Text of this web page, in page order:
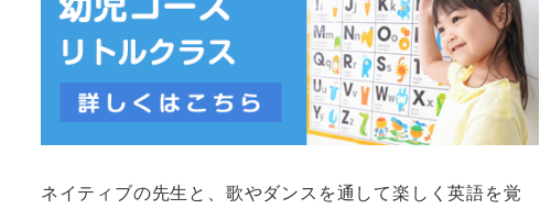
ネイティブの先生と、歌やダンスを通して楽しく英語を覚